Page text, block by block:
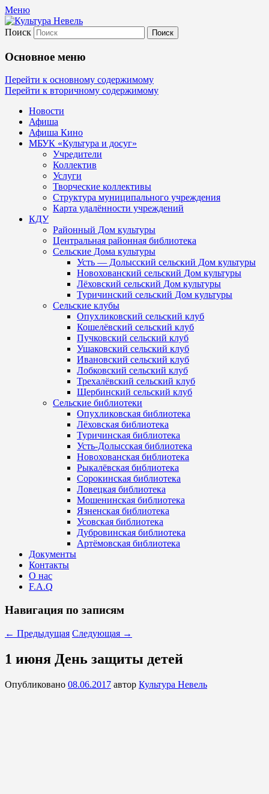
Меню
Культура Невель
МБУК Невельского района "Культура
и досуг"
Поиск
Основное меню
Перейти к основному содержимому
Перейти к вторичному содержимому
Новости
Афиша
Афиша Кино
МБУК «Культура и досуг»
Учредители
Коллектив
Услуги
Творческие коллективы
Структура муниципального учреждения
Карта удалённости учреждений
КДУ
Районный Дом культуры
Центральная районная библиотека
Сельские Дома культуры
Усть — Долысский сельский Дом культуры
Новохованский сельский Дом культуры
Лёховский сельский Дом культуры
Туричинский сельский Дом культуры
Сельские клубы
Опухликовский сельский клуб
Кошелёвский сельский клуб
Пучковский сельский клуб
Ушаковский сельский клуб
Ивановский сельский клуб
Лобковский сельский клуб
Трехалёвский сельский клуб
Щербинский сельский клуб
Сельские библиотеки
Опухликовская библиотека
Лёховская библиотека
Туричинская библиотека
Усть-Долысская библиотека
Новохованская библиотека
Рыкалёвская библиотека
Сорокинская библиотека
Ловецкая библиотека
Мошенинская библиотека
Язненская библиотека
Усовская библиотека
Дубровинская библиотека
Артёмовская библиотека
Документы
Контакты
О нас
F.A.Q
Навигация по записям
← Предыдущая Следующая →
1 июня День защиты детей
Опубликовано 08.06.2017 автор Культура Невель